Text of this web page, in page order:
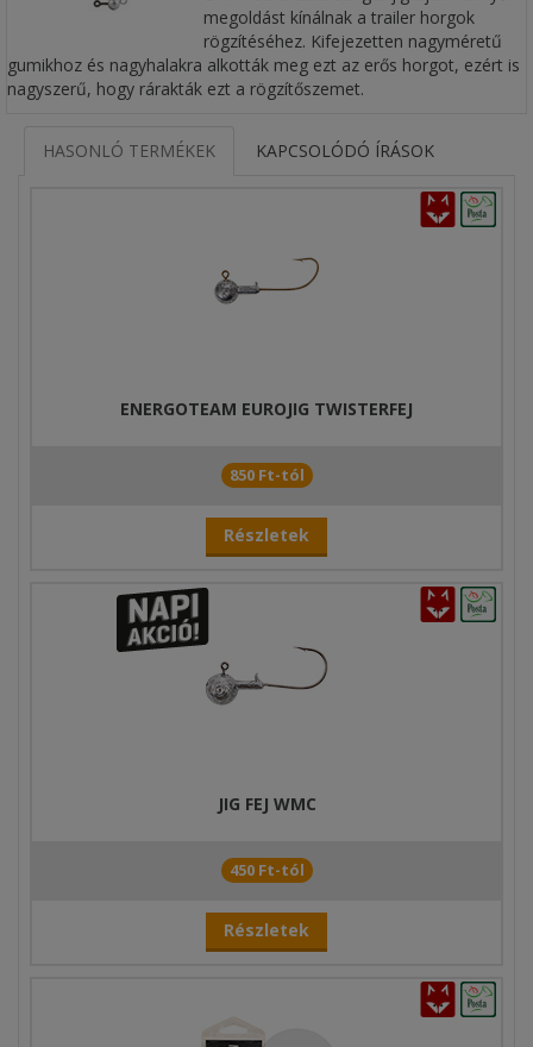
megoldást kínálnak a trailer horgok
rögzítéséhez. Kifejezetten nagyméretű
gumikhoz és nagyhalakra alkották meg ezt az erős horgot, ezért is
nagyszerű, hogy rárakták ezt a rögzítőszemet.
HASONLÓ TERMÉKEK KAPCSOLÓDÓ ÍRÁSOK
ENERGOTEAM EUROJIG TWISTERFEJ
850 Ft-tól
Részletek
JIG FEJ WMC
450 Ft-tól
Részletek